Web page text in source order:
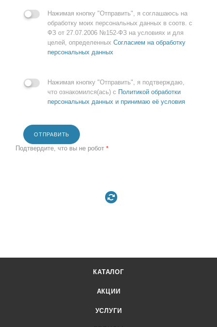
Нажимая кнопку "Отправить", я соглашаюсь на
обработку моих персональных данных в соотв. с
ФЗ от 27.07.2006 №152-ФЗ на условиях и для
целей, определенных Согласием на обработку
персональных данных
Нажимая кнопку "Отправить", я подтверждаю,
что ознакомился(ась) с Политикой обработки
персональных данных и принимаю её условия
ОТПРАВИТЬ
Подтвердите, что вы не робот *
КАТАЛОГ
АКЦИИ
УСЛУГИ